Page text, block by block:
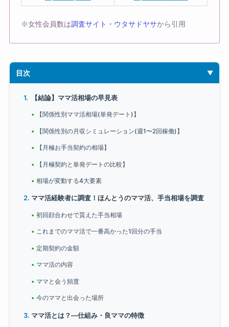
※女性会員数は調査サイト・ウタサドヤサから引用
目次
【結論】ママ活相場の早見表
【関係性別ママ活相場(単発デート)】
【関係性別の月収シミュレーション(週1〜2回稼働)】
【月極お手当契約の相場】
【月極契約と単発デートの比較】
相場が変動する4大要素
ママ活経験者に調査！ほんとうのママ活、手当相場を調査
初回顔合わせで貰えた手当相場
これまでのママ活で一番高かった1回分の手当
定期契約の金額
ママ活の内容
ママと会う頻度
今のママと出会った場所
ママ活とは？―仕組み・良ママの特徴